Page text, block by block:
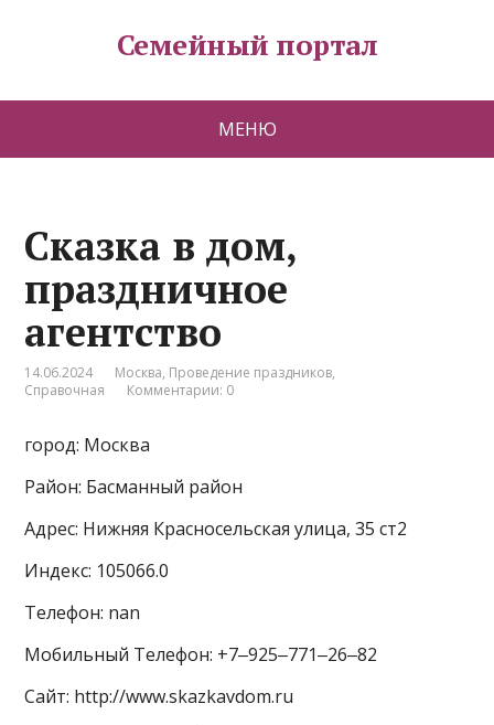
Семейный портал
МЕНЮ
Сказка в дом,
праздничное
агентство
14.06.2024 Москва, Проведение праздников,
Справочная
Комментарии: 0
город: Москва
Район: Басманный район
Адрес: Нижняя Красносельская улица, 35 ст2
Индекс: 105066.0
Телефон: nan
Мобильный Телефон: +7‒925‒771‒26‒82
Сайт: http://www.skazkavdom.ru